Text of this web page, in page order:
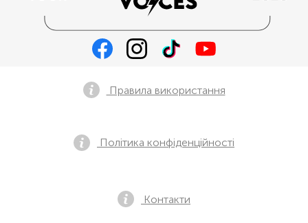
Правила використання
Політика конфіденційності
Контакти